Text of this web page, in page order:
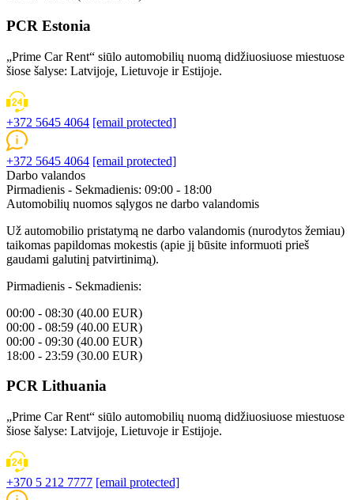
PCR Estonia
„Prime Car Rent“ siūlo automobilių nuomą didžiuosiuose miestuose
šiose šalyse: Latvijoje, Lietuvoje ir Estijoje.
+372 5645 4064 [email protected]
+372 5645 4064 [email protected]
Darbo valandos
Pirmadienis - Sekmadienis: 09:00 - 18:00
Automobilių nuomos sąlygos ne darbo valandomis
Už automobilio pristatymą ne darbo valandomis (nurodytos žemiau)
taikomas papildomas mokestis (apie jį būsite informuoti prieš
gaudami galutinį patvirtinimą).
Pirmadienis - Sekmadienis:
00:00 - 08:30 (40.00 EUR)
00:00 - 08:59 (40.00 EUR)
00:00 - 09:30 (40.00 EUR)
18:00 - 23:59 (30.00 EUR)
PCR Lithuania
„Prime Car Rent“ siūlo automobilių nuomą didžiuosiuose miestuose
šiose šalyse: Latvijoje, Lietuvoje ir Estijoje.
+370 5 212 7777 [email protected]